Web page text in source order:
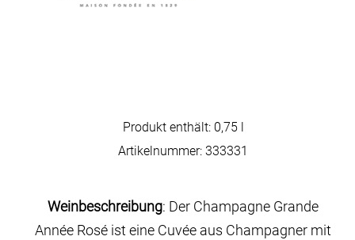
Produkt enthält: 0,75
Artikelnummer: 333331
Weinbeschreibung: Der Champagne Grande
Année Rosé ist eine Cuvée aus Champagner mit